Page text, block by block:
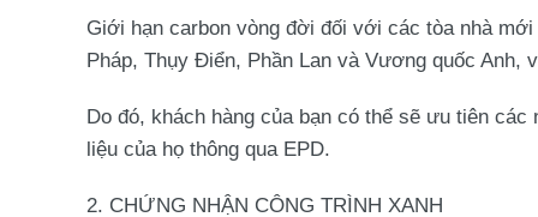
Giới hạn carbon vòng đời đối với các tòa nhà
Pháp, Thụy Điển, Phần Lan và Vương quốc
Do đó, khách hàng của bạn có thể sẽ ưu tiên
liệu của họ thông qua EPD.
2. CHỨNG NHẬN CÔNG TRÌNH XANH